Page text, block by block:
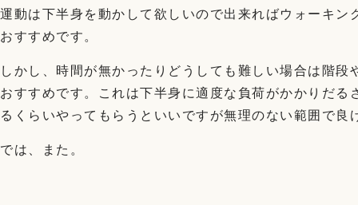
運動は下半身を動かして欲しいので出来ればウォーキン
おすすめです。
しかし、時間が無かったりどうしても難しい場合は階段
おすすめです。これは下半身に適度な負荷がかかりだる
るくらいやってもらうといいですが無理のない範囲で良
では、また。